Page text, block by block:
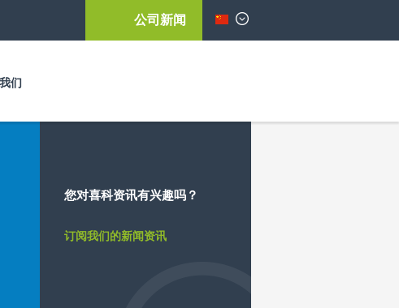
公司新闻
们
您对喜科资讯有兴趣吗？
订阅我们的新闻资讯